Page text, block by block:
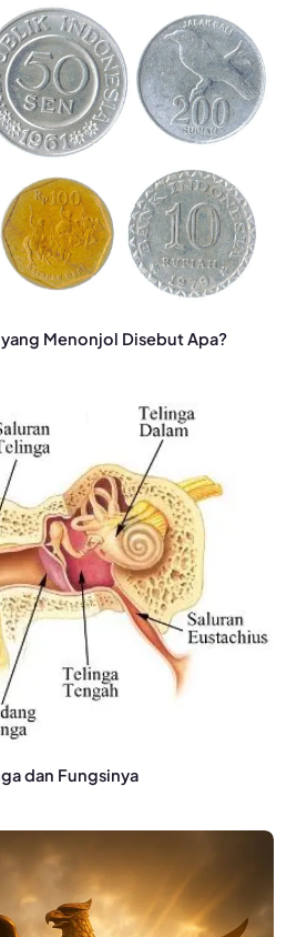
Menonjol Disebut Apa?
dan Fungsinya